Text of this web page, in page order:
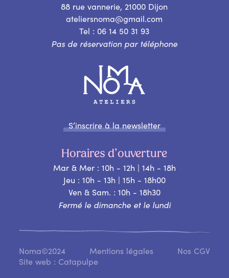
88 rue vannerie, 21000 Dijon
ateliersnoma@gmail.com
Tel : 06 14 50 31 93
Pas de réservation par téléphone
S’inscrire à la newsletter
Horaires d’ouverture
Mar & Mer : 10h - 12h | 14h - 18h
Jeu : 10h - 13h | 15h - 18h00
Ven & Sam. : 10h - 18h30
Fermé le dimanche et le lundi
Noma©2024 Mentions légales
Nos CGV
Site web : Catapulpe